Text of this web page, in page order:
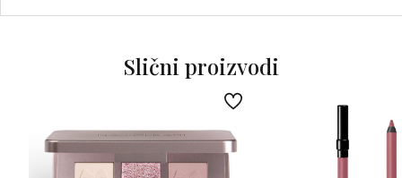
Paleta raznih živopisnih boja omogućuje vam da nađete
je nanijeti na kožu zahvaljujući precisnom kistu priloženom
uz svaki Blush Subtil.
Odaberite između sjajnog, blještavog ili mat efekta
rumenila. Koža neće izgledati suho ili jednoliko, a pružit će
joj ugodan osjećaj tokom cijelog dana.
Slični proizvodi